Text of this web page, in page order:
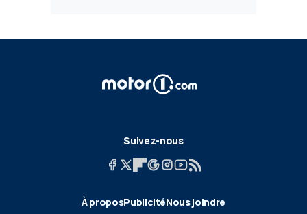
Suivez-nous
À proposPublicitéNous joindre